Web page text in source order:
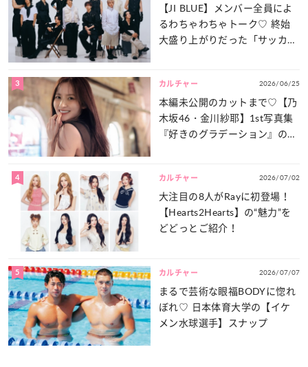
【JI BLUE】メンバー全員によ
るわちゃわちゃトーク♡ 終始
大盛り上がりだった「サッカー
3 カルチャー 2026/06/25
本編未公開のカットまで♡【乃
木坂46・金川紗耶】1st写真集
『好きのグラデーション』の魅
4 カルチャー 2026/07/02
大注目の8人がRayに初登場！
【Hearts2Hearts】の“魅力”を
どどっとご紹介！
5 カルチャー 2026/07/07
まるで芸術な眼福BODYに惚れ
ぼれ♡ 日本体育大学の【イケ
メン水球選手】スナップ